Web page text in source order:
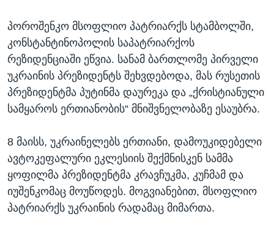
პოროშენკო მსოფლიო პატრიარქს სტამბოლში,
კონსტანტინოპოლის საპატრიარქოს
რეზიდენციაში ეწვია. სანამ ბართლომე პირველი
უკრაინის პრეზიდენტს შეხვდებოდა, მას რუსეთის
პრეზიდენტმა პუტინმა დაურეკა და „ქრისტიანული
სამყაროს ერთიანობის“ მნიშვნელობაზე ესაუბრა.
8 მაისს, უკრაინელებს ერთიანი, დამოუკიდებელი
ავტოკეფალური ეკლესიის შექმნისკენ სამმა
ყოფილმა პრეზიდენტმა კრავჩუკმა, კუჩმამ და
იუშენკომაც მოუწოდეს. მოგვიანებით, მსოფლიო
პატრიარქს უკრაინის რადამაც მიმართა.